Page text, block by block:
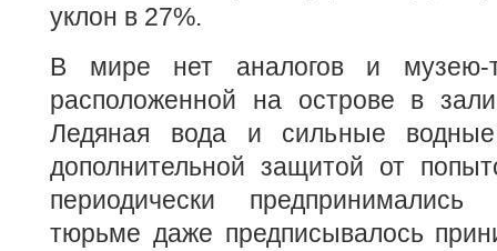
уклон в 27%.
В мире нет аналогов и музею-
расположенной на острове в
Ледяная вода и сильные
дополнительной защитой от
периодически
тюрьме даже предписывалось